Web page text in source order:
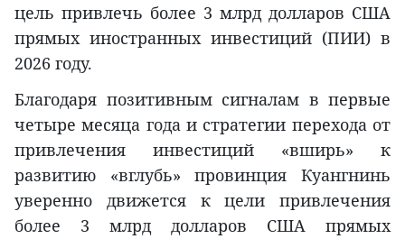
цель привлечь более 3 млрд долларов США
прямых иностранных инвестиций (ПИИ) в
2026 году.
Благодаря позитивным сигналам в первые
четыре месяца года и стратегии перехода от
привлечения инвестиций «вширь» к
развитию «вглубь» провинция Куангнинь
уверенно движется к цели привлечения
более 3 млрд долларов США прямых